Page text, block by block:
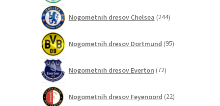
Nogometnih dresov Chelsea 244izdelkov
Nogometnih dresov Dortmund 95izdelkov
Nogometnih dresov Everton 72izdelkov
Nogometnih dresov Feyenoord 22izdelkov